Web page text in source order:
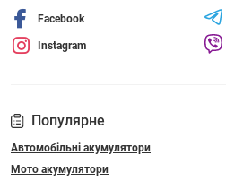
Популярне
Автомобільні акумулятори
Мото акумулятори
Facebook
Instagram